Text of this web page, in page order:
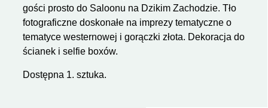
gości prosto do Saloonu na Dzikim Zachodzie. Tło
fotograficzne doskonałe na imprezy tematyczne o
tematyce westernowej i gorączki złota. Dekoracja do
ścianek i selfie boxów.
Dostępna 1. sztuka.